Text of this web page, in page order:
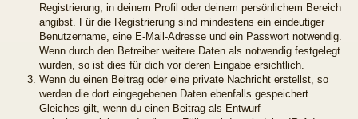
Registrierung, in deinem Profil oder deinem persönlichem Bereich
angibst. Für die Registrierung sind mindestens ein eindeutiger
Benutzername, eine E-Mail-Adresse und ein Passwort notwendig.
Wenn durch den Betreiber weitere Daten als notwendig festgelegt
wurden, so ist dies für dich vor deren Eingabe ersichtlich.
Wenn du einen Beitrag oder eine private Nachricht erstellst, so
werden die dort eingegebenen Daten ebenfalls gespeichert.
Gleiches gilt, wenn du einen Beitrag als Entwurf